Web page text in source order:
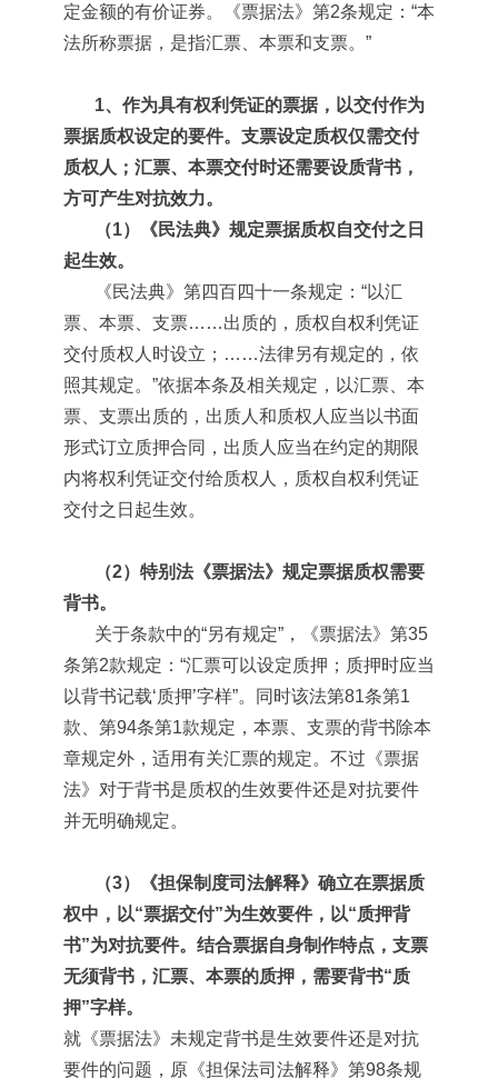
定金额的有价证券。《票据法》第2条规定：“本
法所称票据，是指汇票、本票和支票。”
1、作为具有权利凭证的票据，以交付作为
票据质权设定的要件。支票设定质权仅需交付
质权人；汇票、本票交付时还需要设质背书，
方可产生对抗效力。
（1）《民法典》规定票据质权自交付之日
起生效。
《民法典》第四百四十一条规定：“以汇
票、本票、支票……出质的，质权自权利凭证
交付质权人时设立；……法律另有规定的，依
照其规定。”依据本条及相关规定，以汇票、本
票、支票出质的，出质人和质权人应当以书面
形式订立质押合同，出质人应当在约定的期限
内将权利凭证交付给质权人，质权自权利凭证
交付之日起生效。
（2）特别法《票据法》规定票据质权需要
背书。
关于条款中的“另有规定”，《票据法》第35
条第2款规定：“汇票可以设定质押；质押时应当
以背书记载‘质押’字样”。同时该法第81条第1
款、第94条第1款规定，本票、支票的背书除本
章规定外，适用有关汇票的规定。不过《票据
法》对于背书是质权的生效要件还是对抗要件
并无明确规定。
（3）《担保制度司法解释》确立在票据质
权中，以“票据交付”为生效要件，以“质押背
书”为对抗要件。结合票据自身制作特点，支票
无须背书，汇票、本票的质押，需要背书“质
押”字样。
就《票据法》未规定背书是生效要件还是对抗
要件的问题，原《担保法司法解释》第98条规